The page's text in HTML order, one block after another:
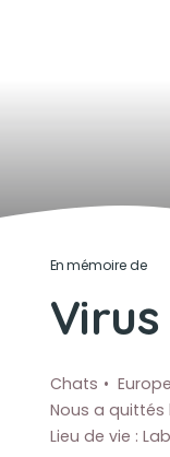
En mémoire de
Virus
Chats
Nous a quittés
Lieu de vie :